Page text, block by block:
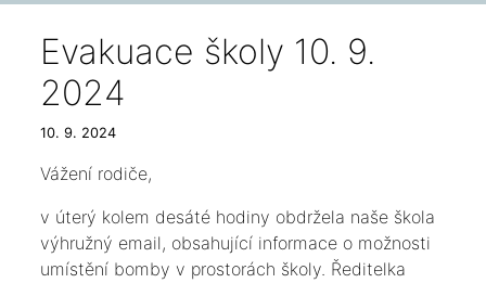
Evakuace školy 10. 9.
2024
10. 9. 2024
Vážení rodiče,
v úterý kolem desáté hodiny obdržela naše škola
výhružný email, obsahující informace o možnosti
umístění bomby v prostorách školy. Ředitelka